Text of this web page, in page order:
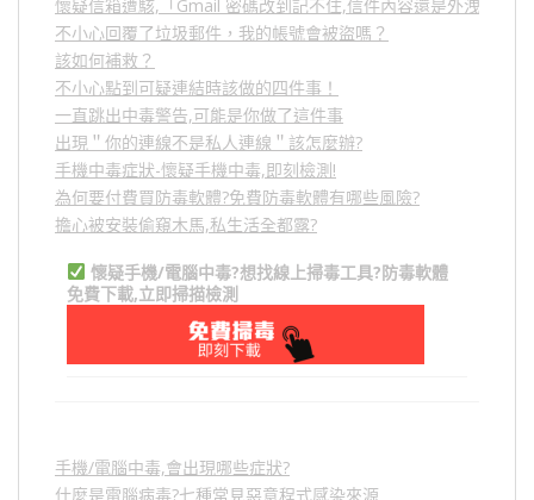
懷疑信箱遭駭,「Gmail 密碼改到記不住,信件內容還是外洩？」,
不小心回覆了垃圾郵件，我的帳號會被盜嗎？
該如何補救？
不小心點到可疑連結時該做的四件事！
一直跳出中毒警告,可能是你做了這件事
出現＂你的連線不是私人連線＂該怎麼辦?
手機中毒症狀-懷疑手機中毒,即刻檢測!
為何要付費買防毒軟體?免費防毒軟體有哪些風險?
擔心被安裝偷窺木馬,私生活全都露?
懷疑手機/電腦中毒?想找線上掃毒工具?防毒軟體
免費下載,立即掃描檢測
手機/電腦中毒,會出現哪些症狀?
什麼是電腦病毒?七種常見惡意程式感染來源